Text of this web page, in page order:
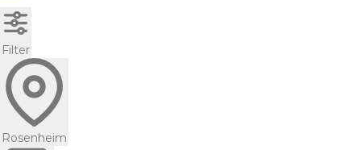
Filter
Rosenheim